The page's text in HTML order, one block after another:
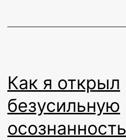
Как я открыл
безусильную
осознанность